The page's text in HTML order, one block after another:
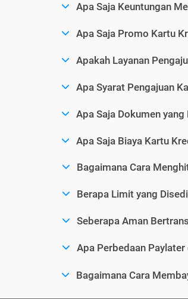
Apa Saja Keuntungan
Apa Saja Promo Kartu
Apakah Layanan
Apa Syarat Pengajuan
Apa Saja Dokumen
Apa Saja Biaya Kartu
Bagaimana Cara
Berapa Limit yang
Seberapa Aman
Apa Perbedaan
Bagaimana Cara